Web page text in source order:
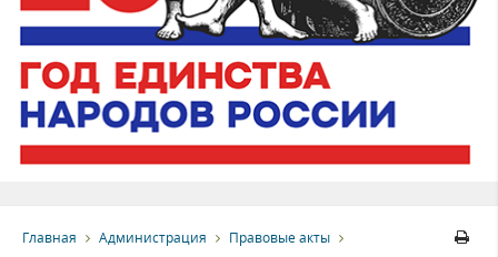
Главная Администрация Правовые акты